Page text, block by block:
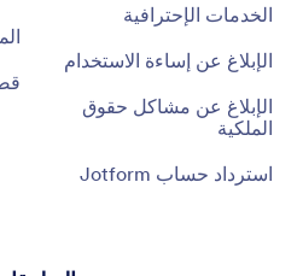
الخدمات الإحترافية
الإبلاغ عن إساءة الاستخدام
الإبلاغ عن مشاكل حقوق
الملكية
استرداد حساب Jotform